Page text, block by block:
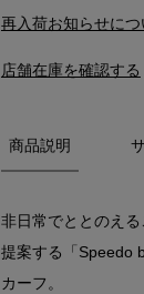
再入荷お知らせにつ
店舗在庫を確認する
商品説明
非日常でととのえ
提案する「Speedo
カーフ。